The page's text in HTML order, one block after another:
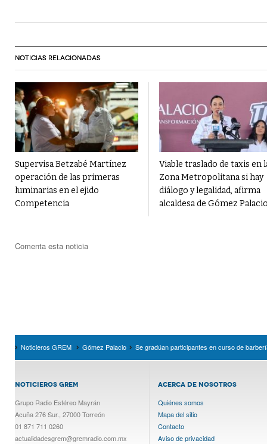
NOTICIAS RELACIONADAS
Supervisa Betzabé Martínez
operación de las primeras
luminarias en el ejido
Competencia
Viable traslado de taxis en
Zona Metropolitana si hay
diálogo y legalidad, afirma
alcaldesa de Gómez
Comenta esta noticia
Noticieros GREM Gómez Palacio Se gradúan participantes en curso de
NOTICIEROS GREM
Grupo Radio Estéreo Mayrán
Acuña 276 Sur., 27000 Torreón
01 871 711 0260
actualidadesgrem@gremradio.com.mx
ACERCA DE NOSOTROS
Quiénes somos
Mapa del sitio
Contacto
Aviso de privacidad